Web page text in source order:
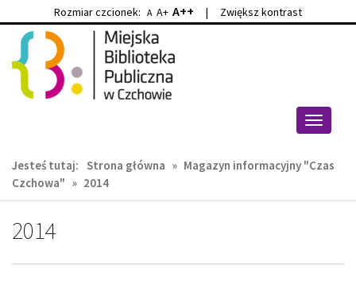
Przejdź
głównej
treści
Przejdź
wyszukiwarki
Rozmiar czcionek: A A+ A++ | Zwiększ kontrast
Przełącz
Jesteś tutaj: Strona główna » Magazyn informacyjny "Czas
Czchowa" » 2014
2014